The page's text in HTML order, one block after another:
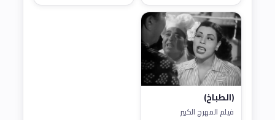
(الطباخ)
فيلم المهرج الكبير